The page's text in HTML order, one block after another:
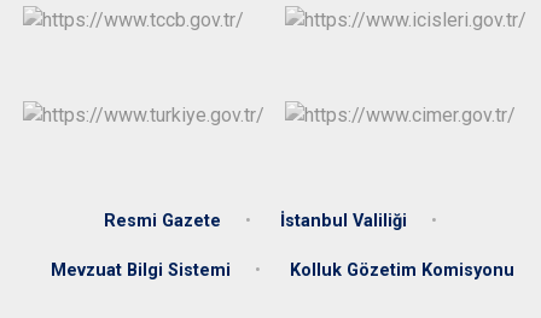
Resmi Gazete İstanbul Valiliği
Mevzuat Bilgi Sistemi Kolluk Gözetim Komisyonu